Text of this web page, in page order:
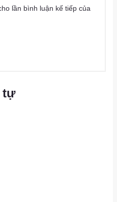
lần bình luận kế tiếp của
tự